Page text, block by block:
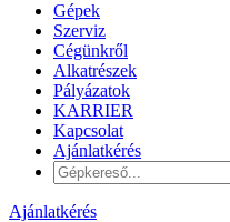
Gépek
Szerviz
Cégünkről
Alkatrészek
Pályázatok
KARRIER
Kapcsolat
Ajánlatkérés
Ajánlatkérés